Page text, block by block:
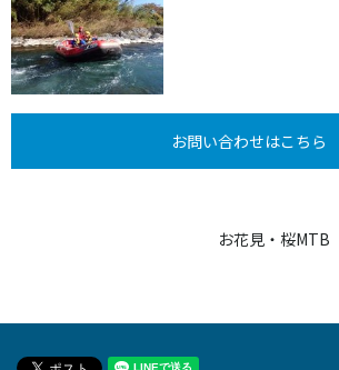
お問い合わせはこちら
お花見・桜